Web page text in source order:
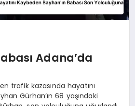
Adana’da
trafik kazasında hayatını
Gürhan’ın 68 yaşındaki